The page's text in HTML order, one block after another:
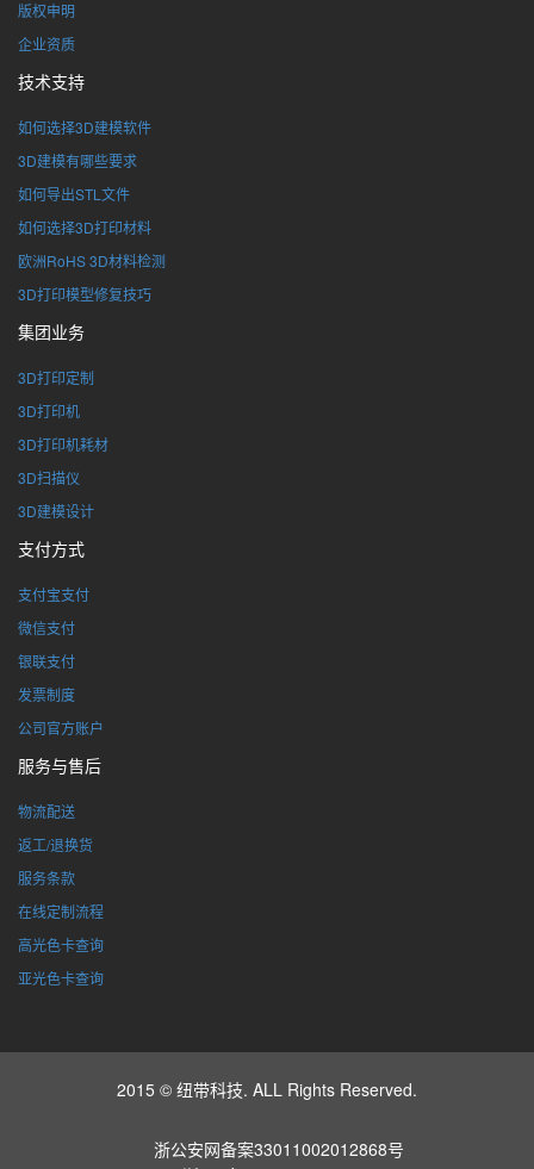
版权申明
企业资质
技术支持
如何选择3D建模软件
3D建模有哪些要求
如何导出STL文件
如何选择3D打印材料
欧洲RoHS 3D材料检测
3D打印模型修复技巧
集团业务
3D打印定制
3D打印机
3D打印机耗材
3D扫描仪
3D建模设计
支付方式
支付宝支付
微信支付
银联支付
发票制度
公司官方账户
服务与售后
物流配送
返工/退换货
服务条款
在线定制流程
高光色卡查询
亚光色卡查询
2015 © 纽带科技. ALL Rights Reserved.
浙公安网备案33011002012868号